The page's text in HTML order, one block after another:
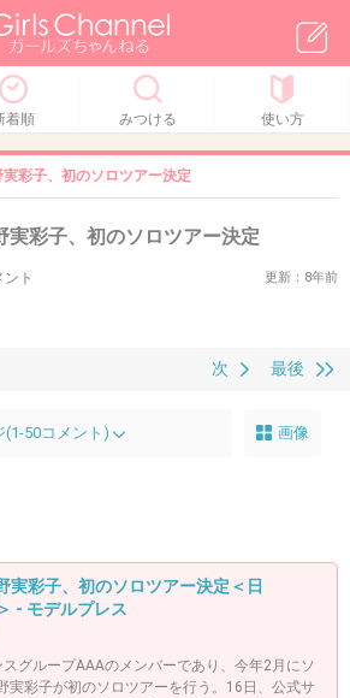
着順 みつける 使い方
彩子、初のソロツアー決定
実彩子、初のソロツアー決定
ント 更新：8年前
最後
次
(1-50コメント) 画像
実彩子、初のソロツアー決定＜日
- モデルプレス
グループAAAのメンバーであり、今年2月にソ
実彩子が初のソロツアーを行う。16日、公式サ